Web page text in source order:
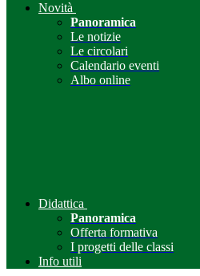
Novità
Panoramica
Le notizie
Le circolari
Calendario eventi
Albo online
Didattica
Panoramica
Offerta formativa
I progetti delle classi
Info utili